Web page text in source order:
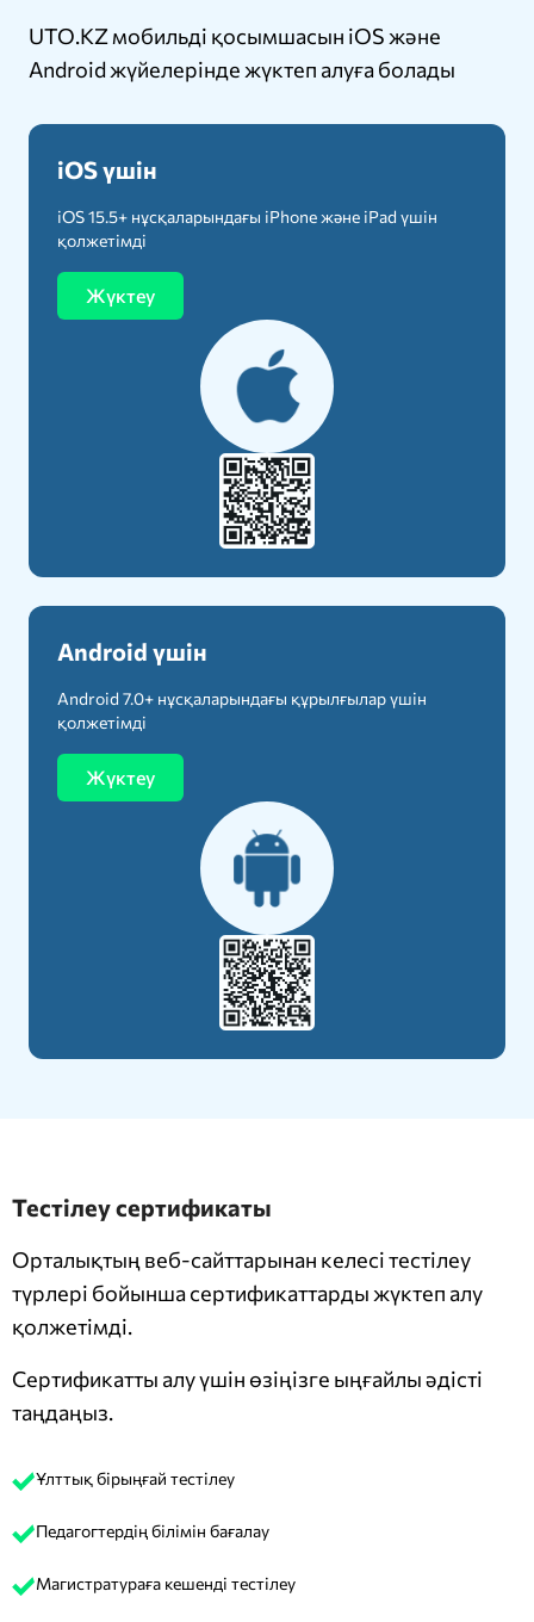
UTO.KZ мобильді қосымшасын iOS және
Android жүйелерінде жүктеп алуға болады
iOS үшін
iOS 15.5+ нұсқаларындағы iPhone және iPad үшін
қолжетімді
Жүктеу
Android үшін
Android 7.0+ нұсқаларындағы құрылғылар үшін
қолжетімді
Жүктеу
Тестілеу сертификаты
Орталықтың веб-сайттарынан келесі тестілеу
түрлері бойынша сертификаттарды жүктеп алу
қолжетімді.
Сертификатты алу үшін өзіңізге ыңғайлы әдісті
таңдаңыз.
Ұлттық бірыңғай тестілеу
Педагогтердің білімін бағалау
Магистратураға кешенді тестілеу